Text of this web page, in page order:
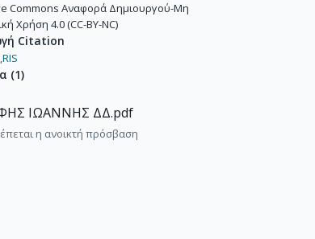
Commons Αναφορά Δημιουργού-Μη
Χρήση 4.0 (CC-BY-NC)
Citation
RIS
(1)
ΙΩΑΝΝΗΣ ΔΔ.pdf
η ανοικτή πρόσβαση